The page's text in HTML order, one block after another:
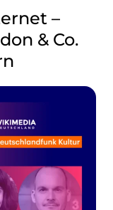
–
& Co.